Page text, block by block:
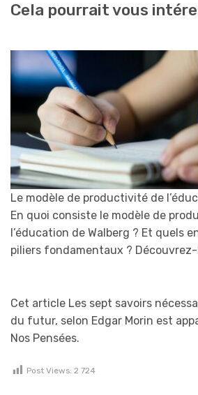
Cela pourrait vous
Le modèle de productivité de
En quoi consiste le modèle de
l’éducation de Walberg ? Et quels
piliers fondamentaux ?
Cet article Les sept savoirs
du futur, selon Edgar Morin est
Nos Pensées.
Post Views: 2 724